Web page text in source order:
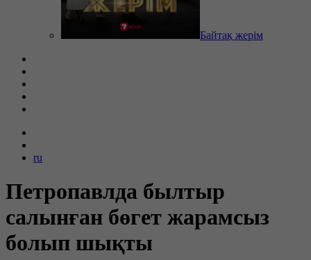
Байтақ жерім
ru
Петропавлда былтыр
салынған бөгет жарамсыз
болып шықты